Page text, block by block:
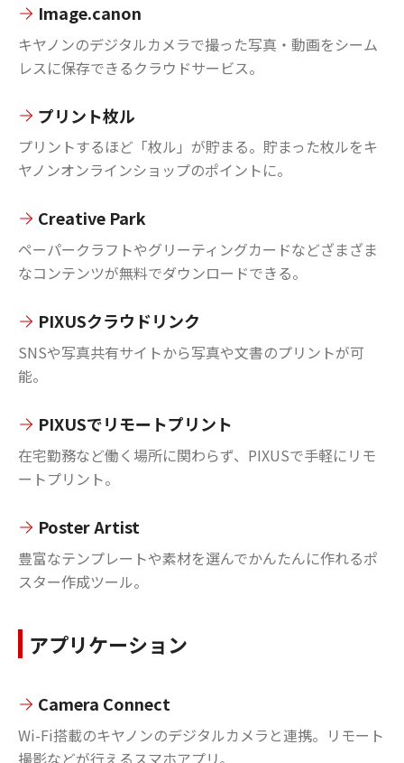
Image.canon
キヤノンのデジタルカメラで撮った写真・動画をシーム
レスに保存できるクラウドサービス。
プリント枚ル
プリントするほど「枚ル」が貯まる。貯まった枚ルをキ
ヤノンオンラインショップのポイントに。
Creative Park
ペーパークラフトやグリーティングカードなどざまざま
なコンテンツが無料でダウンロードできる。
PIXUSクラウドリンク
SNSや写真共有サイトから写真や文書のプリントが可
能。
PIXUSでリモートプリント
在宅勤務など働く場所に関わらず、PIXUSで手軽にリモ
ートプリント。
Poster Artist
豊富なテンプレートや素材を選んでかんたんに作れるポ
スター作成ツール。
アプリケーション
Camera Connect
Wi-Fi搭載のキヤノンのデジタルカメラと連携。リモート
撮影などが行えるスマホアプリ。